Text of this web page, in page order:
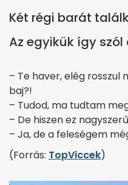
Két régi barát
Az egyikük így szól
– Te haver, elég rosszul
baj?!
– Tudod, ma tudtam
– De hiszen ez
– Ja, de a feleségem
(Forrás: TopViccek)